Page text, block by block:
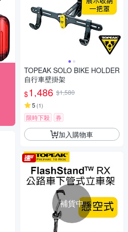
TOPEAK SOLO BIKE HOLDER
自行車壁掛架
$1,486 $1,580
5 (1)
限時下殺 券
加入購物車
補貨中